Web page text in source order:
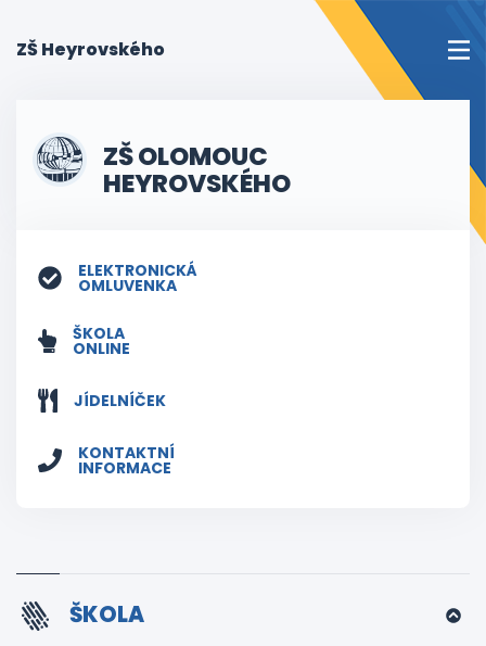
ZŠ Heyrovského
ZŠ OLOMOUC
HEYROVSKÉHO
ELEKTRONICKÁ
OMLUVENKA
ŠKOLA
ONLINE
JÍDELNÍČEK
KONTAKTNÍ
INFORMACE
ŠKOLA